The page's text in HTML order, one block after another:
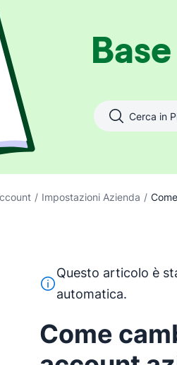
/ Impostazioni Azienda /
Questo testo è stato
Questo articolo è
automatica.
Come